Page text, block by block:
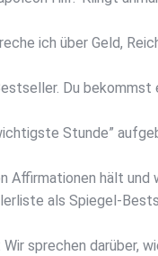
ich über Geld,
Du bekommst
Stunde”
Affirmationen hält und
als Spiegel-
sprechen darüber,